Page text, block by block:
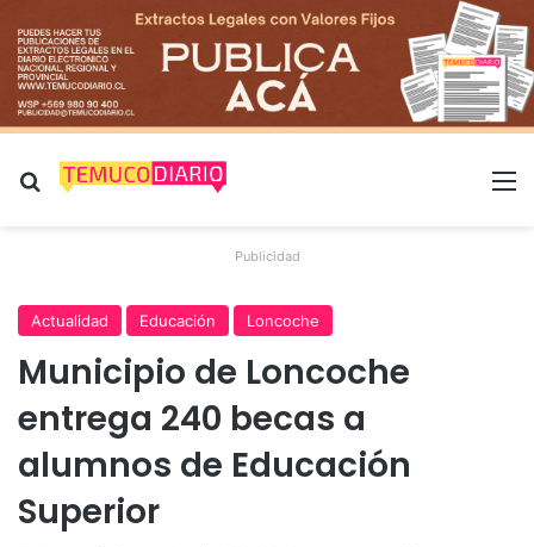
Buscar por
Publicidad
Actualidad Educación Loncoche
Municipio de Loncoche
entrega 240 becas a
alumnos de Educación
Superior